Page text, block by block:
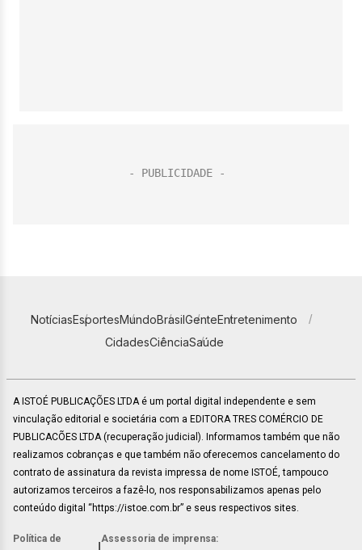
NotíciasEsportesMundoBrasilGenteEntretenimento
CidadesCiênciaSaúde
A ISTOÉ PUBLICAÇÕES LTDA é um portal digital independente e sem
vinculação editorial e societária com a EDITORA TRES COMÉRCIO DE
PUBLICACÕES LTDA (recuperação judicial). Informamos também que não
realizamos cobranças e que também não oferecemos cancelamento do
contrato de assinatura da revista impressa de nome ISTOÉ, tampouco
autorizamos terceiros a fazê-lo, nos responsabilizamos apenas pelo
conteúdo digital “https://istoe.com.br” e seus respectivos sites.
Política de Assessoria de imprensa: